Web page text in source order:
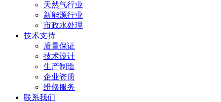
天然气行业
新能源行业
市政水处理
技术支持
质量保证
技术设计
生产制造
企业资质
维修服务
联系我们